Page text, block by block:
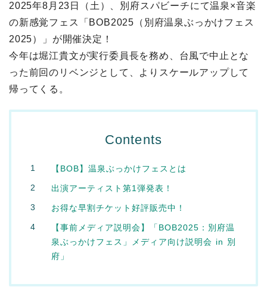
2025年8月23日（土）、別府スパビーチにて温泉×音楽
の新感覚フェス「BOB2025（別府温泉ぶっかけフェス
2025）」が開催決定！
今年は堀江貴文が実行委員長を務め、台風で中止とな
った前回のリベンジとして、よりスケールアップして
帰ってくる。
Contents
【BOB】温泉ぶっかけフェスとは
出演アーティスト第1弾発表！
お得な早割チケット好評販売中！
【事前メディア説明会】「BOB2025：別府温
泉ぶっかけフェス」メディア向け説明会 in 別
府」